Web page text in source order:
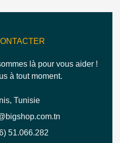
là pour vous aider !
à tout moment.
Tunisie
51.066.282